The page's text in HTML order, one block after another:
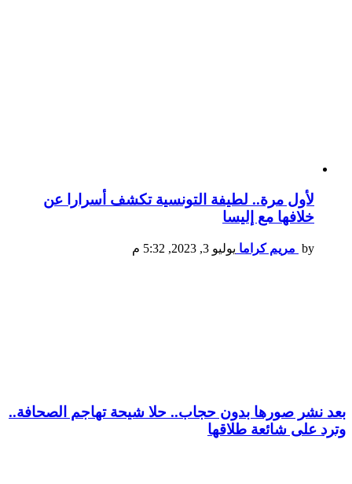
لأول مرة.. لطيفة التونسية تكشف أسرارا عن
خلافها مع إليسا
by مريم كراما يوليو 3, 2023, 5:32 م
بعد نشر صورها بدون حجاب.. حلا شيحة تهاجم الصحافة..
وترد على شائعة طلاقها